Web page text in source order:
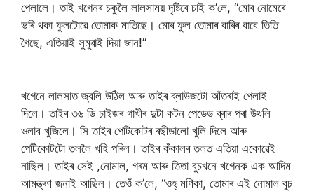
পেলালে। তাই খগেনৰ চকুলৈ লালসাময় দৃষ্টিৰে চাই ক’লে, “মোৰ নোমেৰে
ভৰি থকা ফুলটোৱে তোমাক মাতিছে। মোৰ ফুল তোমাৰ বাৰিৰ বাবে তিতি
গৈছে, এতিয়াই সুমুৱাই দিয়া জান!”
খগেনে লালসাত জ্বলি উঠিল আৰু তাইৰ ব্লাউজটো আঁতৰাই পেলাই
দিলে। তাইৰ ৩৬ ডি চাইজৰ গাখীৰ দুটা কটন পেডেড ব্ৰাৰ পৰা উথলি
ওলাব খুজিলে। সি তাইৰ পেটিকোটৰ ৰছীডালো খুলি দিলে আৰু
পেটিকোটটো তললৈ খহি পৰিল। তাইৰ কঁকালৰ তলত এতিয়া একোৱেই
নাছিল। তাইৰ সেই ,নোমাল, গৰম আৰু তিতা বুচখনে খগেনক এক আদিম
আমন্ত্ৰণ জনাই আছিল। তেওঁ ক’লে, “ওহ্ মণিকা, তোমাৰ এই নোমাল বুচ